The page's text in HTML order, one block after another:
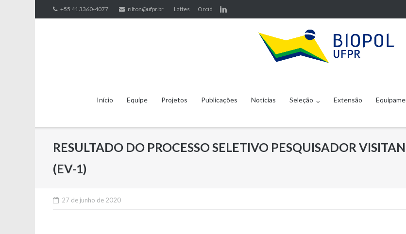
to
+55 41 3360-4077 rilton@ufpr.br Lattes Orcid
Início Equipe Projetos Publicações Notícias Seleção Extensão
RESULTADO DO PROCESSO SELETIVO PESQUISADOR
(EV-1)
27 de junho de 2020